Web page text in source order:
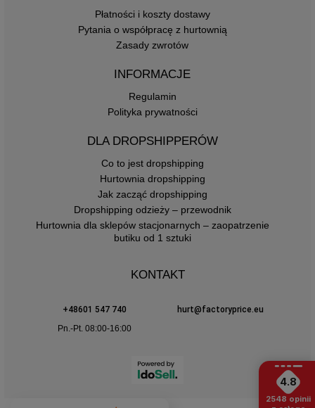
Płatności i koszty dostawy
Pytania o współpracę z hurtownią
Zasady zwrotów
INFORMACJE
Regulamin
Polityka prywatności
DLA DROPSHIPPERÓW
Co to jest dropshipping
Hurtownia dropshipping
Jak zacząć dropshipping
Dropshipping odzieży – przewodnik
Hurtownia dla sklepów stacjonarnych – zaopatrzenie
butiku od 1 sztuki
KONTAKT
+48601 547 740
hurt@factoryprice.eu
Pn.-Pt. 08:00-16:00
4.8
2548 opinii